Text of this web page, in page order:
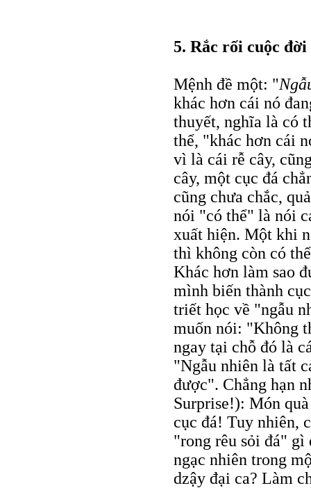
5. Rắc rối cuộc đời
Mệnh đề một: "
khác hơn cái nó
thuyết, nghĩa là có
thể, "khác hơn cái
vì là cái rễ cây,
cây, một cục đá
cũng chưa chắc,
nói "có thể" là nói
xuất hiện. Một khi
thì không còn có
Khác hơn làm sao
mình biến thành
triết học về "ngẫu
muốn nói: "Không
ngay tại chỗ đó là
"Ngẫu nhiên là tất
được". Chẳng hạn
Surprise!): Món
cục đá! Tuy nhiên,
"rong rêu sỏi đá"
ngạc nhiên trong
dzậy đại ca? Làm